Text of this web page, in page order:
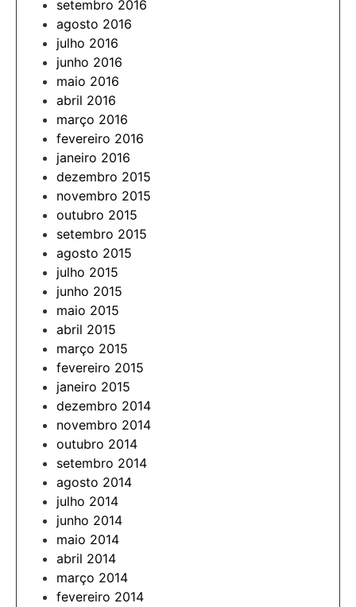
setembro 2016
agosto 2016
julho 2016
junho 2016
maio 2016
abril 2016
março 2016
fevereiro 2016
janeiro 2016
dezembro 2015
novembro 2015
outubro 2015
setembro 2015
agosto 2015
julho 2015
junho 2015
maio 2015
abril 2015
março 2015
fevereiro 2015
janeiro 2015
dezembro 2014
novembro 2014
outubro 2014
setembro 2014
agosto 2014
julho 2014
junho 2014
maio 2014
abril 2014
março 2014
fevereiro 2014